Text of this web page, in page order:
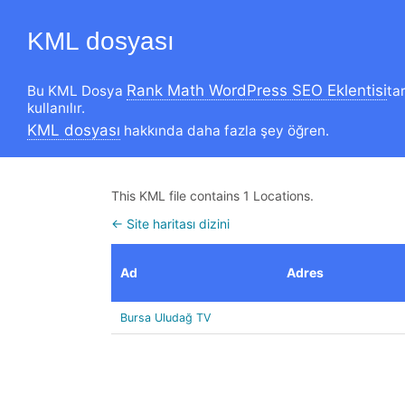
KML dosyası
Bu KML Dosya Rank Math WordPress SEO Eklentisi
kullanılır.
KML dosyası hakkında daha fazla şey öğren.
This KML file contains 1 Locations.
← Site haritası dizini
Ad Adres
Bursa Uludağ TV